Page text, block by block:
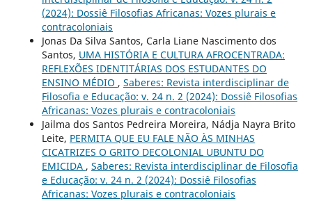
(2024): Dossiê Filosofias Africanas: Vozes plurais e
contracoloniais
Jonas Da Silva Santos, Carla Liane Nascimento dos
Santos, UMA HISTÓRIA E CULTURA AFROCENTRADA:
REFLEXÕES IDENTITÁRIAS DOS ESTUDANTES DO
ENSINO MÉDIO , Saberes: Revista interdisciplinar de
Filosofia e Educação: v. 24 n. 2 (2024): Dossiê Filosofias
Africanas: Vozes plurais e contracoloniais
Jailma dos Santos Pedreira Moreira, Nádja Nayra Brito
Leite, PERMITA QUE EU FALE NÃO ÀS MINHAS
CICATRIZES O GRITO DECOLONIAL UBUNTU DO
EMICIDA , Saberes: Revista interdisciplinar de Filosofia
e Educação: v. 24 n. 2 (2024): Dossiê Filosofias
Africanas: Vozes plurais e contracoloniais